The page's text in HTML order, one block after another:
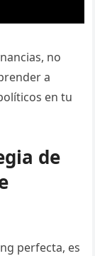
no
a
en tu
de
perfecta, es